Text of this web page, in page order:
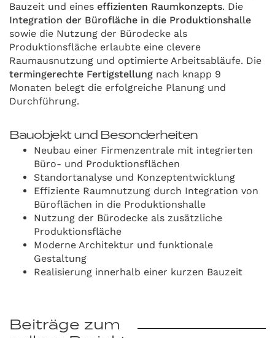
Bauzeit und eines effizienten Raumkonzepts. Die
Integration der Bürofläche in die Produktionshalle
sowie die Nutzung der Bürodecke als
Produktionsfläche erlaubte eine clevere
Raumausnutzung und optimierte Arbeitsabläufe. Die
termingerechte Fertigstellung nach knapp 9
Monaten belegt die erfolgreiche Planung und
Durchführung.
Bauobjekt und Besonderheiten
Neubau einer Firmenzentrale mit integrierten
Büro- und Produktionsflächen
Standortanalyse und Konzeptentwicklung
Effiziente Raumnutzung durch Integration von
Büroflächen in die Produktionshalle
Nutzung der Bürodecke als zusätzliche
Produktionsfläche
Moderne Architektur und funktionale
Gestaltung
Realisierung innerhalb einer kurzen Bauzeit
Beiträge zum